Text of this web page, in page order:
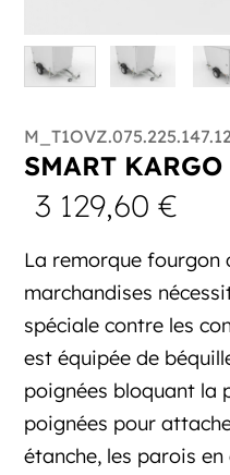
SMART
3 129,60€
La remorque fourgon
marchandises
spéciale contre les
est équipée de
poignées bloquant la
poignées pour
étanche, les parois